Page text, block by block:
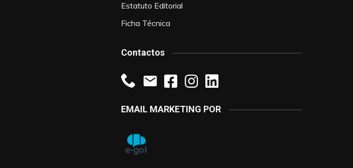
Estatuto Editorial
Ficha Técnica
Contactos
EMAIL MARKETING POR